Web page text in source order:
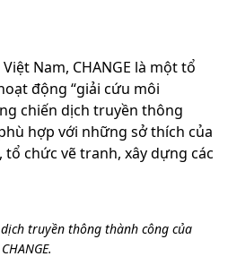
Nam, CHANGE là một tổ
động “giải cứu môi
chiến dịch truyền thông
hợp với những sở thích của
chức vẽ tranh, xây dựng các
truyền thông thành công của
CHANGE.